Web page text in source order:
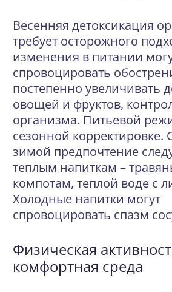
Весенняя детоксикация
требует осторожного
изменения в питании
спровоцировать
постепенно увеличивать
овощей и фруктов,
организма. Питьевой
сезонной корректировке.
зимой предпочтение
теплым напиткам –
компотам, теплой воде с
Холодные напитки могут
спровоцировать спазм
Физическая
комфортная среда